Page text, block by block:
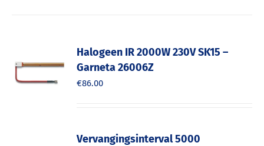
Halogeen IR 2000W 230V SK15 –
Garneta 26006Z
€86.00
Vervangingsinterval 5000